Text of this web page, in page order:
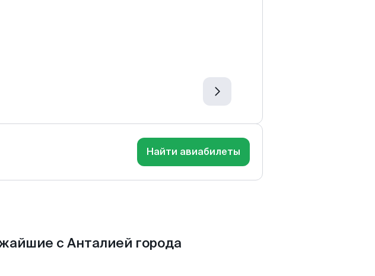
Найти авиабилеты
с Анталией города